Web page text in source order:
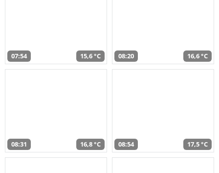
07:54 15,6 °C 08:20 16,6 °C
08:31 16,8 °C 08:54 17,5 °C